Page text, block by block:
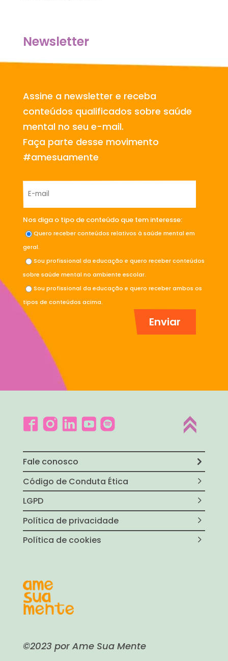
Newsletter
Assine a newsletter e receba
conteúdos qualificados sobre saúde
mental no seu e-mail.
Faça parte desse movimento
#amesuamente
Nos diga o tipo de conteúdo que tem interesse:
Quero receber conteúdos relativos à saúde mental em
geral.
Sou profissional da educação e quero receber conteúdos
sobre saúde mental no ambiente escolar.
Sou profissional da educação e quero receber ambos os
tipos de conteúdos acima.
Fale conosco
Código de Conduta Ética
LGPD
Política de privacidade
Política de cookies
©2023 por Ame Sua Mente